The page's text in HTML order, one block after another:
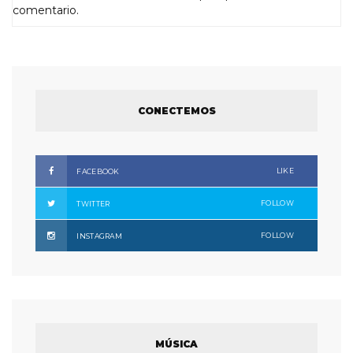
comentario.
CONECTEMOS
FACEBOOK LIKE
TWITTER FOLLOW
INSTAGRAM FOLLOW
MÚSICA